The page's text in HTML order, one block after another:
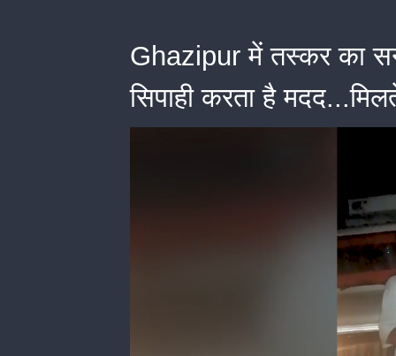
Ghazipur में तस्कर का
सिपाही करता है